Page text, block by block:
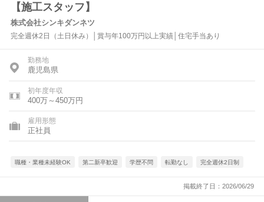
【施工スタッフ】
株式会社シンキダンネツ
完全週休2日（土日休み）│賞与年100万円以上実績│住宅手当あり
勤務地
鹿児島県
初年度年収
400万～450万円
雇用形態
正社員
職種・業種未経験OK 第二新卒歓迎 学歴不問 転勤なし 完全週休2日制
掲載終了日：2026/06/29